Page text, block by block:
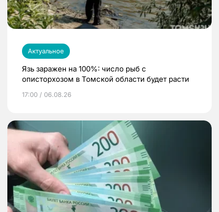
Актуальное
Язь заражен на 100%: число рыб с
описторхозом в Томской области будет расти
17:00 / 06.08.26